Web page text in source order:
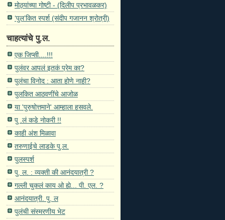
मोठ्यांच्या गोष्टी - (दिलीप प्रभावळकर)
‘पुल’कित स्पर्श (संदीप गजानन श्रोत्री)
चाहत्यांचे पु.ल.
एक जिप्सी....!!!
पुलंवर आपलं इतकं प्रेम का?
पुलंचा विनोद : आता होणे नाही?
पुलकित आठवणींचे आजोळ
या 'पुरुषोत्तमाने' आम्हाला हसवले.
पु .लं कडे नोकरी !!
काही अंश मिळावा
तरुणाईचे लाडके पु.ल.
पुलस्पर्श
पु. ल. : व्यक्ती की आनंदयात्री ?
गल्ली चुकलं काय ओ ह्ये... पी. एल. ?
आनंदयात्री. पु. ल
पुलंची संस्मरणीय भेट